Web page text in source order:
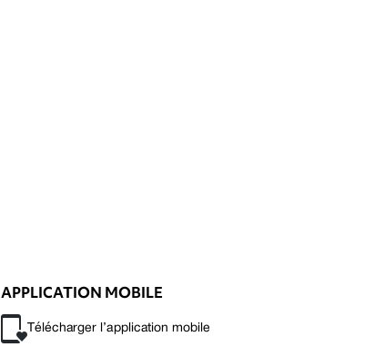
APPLICATION MOBILE
Télécharger l’application mobile